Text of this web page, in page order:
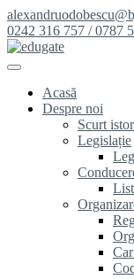
0242 316 757 / 0787
Acasă
Despre noi
Scurt
Legislație